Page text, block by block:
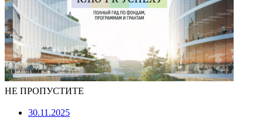
НЕ ПРОПУСТИТЕ
30.11.2025